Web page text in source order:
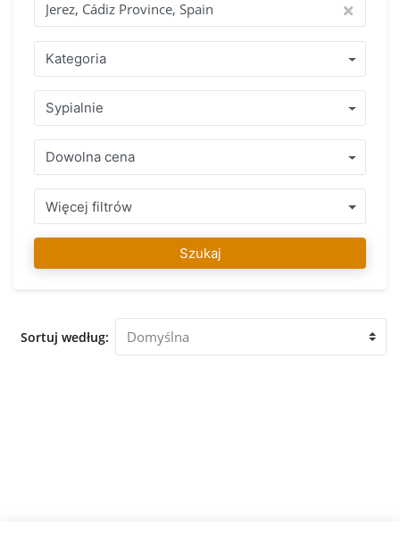
Znalezienie Twojego wymarzonego domu to nasza pasja!
Dlaczego warto kupić poprzez IMMO Abroad? Skorzystaj z
ponad 15-letnegodo świadczenia z zespołem specjalistow,
którzy mówią w Twoim języku i swietnie znaja zasady i
reguły obowiązujące w kraju, w którym chcesz kupić swó
nieruchomość. Zakres zadbanych nieruchomość w Jerez,
Cádiz Province, Spain lub w bezpośredniej okolicy z uczciwą
porada prfesjonalisty gwarantuje podjecie prawidlowej
decyzji. Po znalezieniu swojego ulubionego nieruchomość
można na nas liczyć aby zakupic posiadlos, w trakcie calego
procesu i także długo po tym, mozemy Państwu pomóc w
razie potrzeby. Nasz zespół IMMO Abroad życzy dużo
zabawy w znalezieniu swojego ulubionego nieruchomość w
Jerez, Cádiz Province, Spain. Zapraszamy do naszego biura w
Kategoria
Sypialnie
Dowolna cena
Więcej filtrów
Szukaj
Sortuj według: